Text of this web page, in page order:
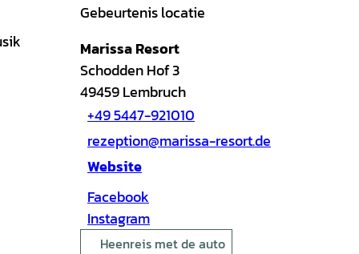
Gebeurtenis locatie
Marissa Resort
Schodden Hof 3
49459Lembruch
+49 5447-921010
rezeption@marissa-resort.de
Website
Facebook
Instagram
Heenreis met de auto